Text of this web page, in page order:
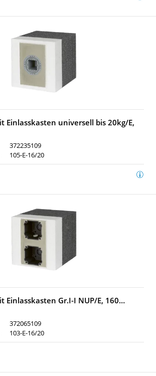
Einlasskasten universell bis 20kg/E,
372235109
105-E-16/20
Einlasskasten Gr.I-I NUP/E, 160…
372065109
103-E-16/20